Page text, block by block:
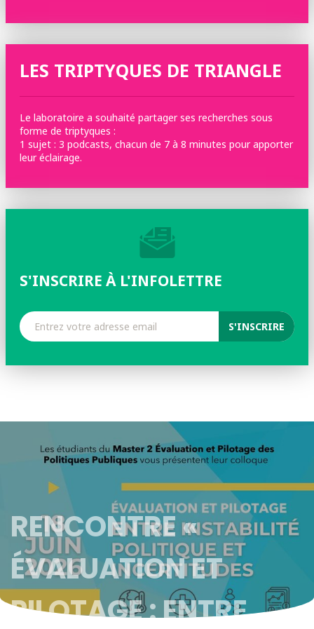
LES TRIPTYQUES DE TRIANGLE
Le laboratoire a souhaité partager ses recherches sous
forme de triptyques :
1 sujet : 3 podcasts, chacun de 7 à 8 minutes pour apporter
leur éclairage.
S'INSCRIRE À L'INFOLETTRE
RENCONTRE «
ÉVALUATION ET
PILOTAGE : ENTRE